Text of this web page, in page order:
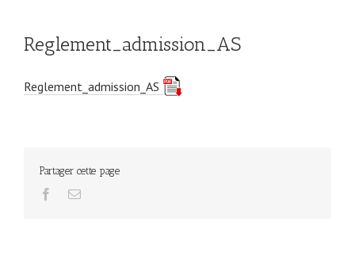
Reglement_admission_AS
Reglement_admission_AS
Partager cette page